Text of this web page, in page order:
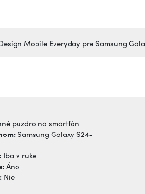
Mobile Everyday pre Samsung
puzdro na smartfón
Samsung Galaxy S24+
Iba v ruke
Áno
Nie